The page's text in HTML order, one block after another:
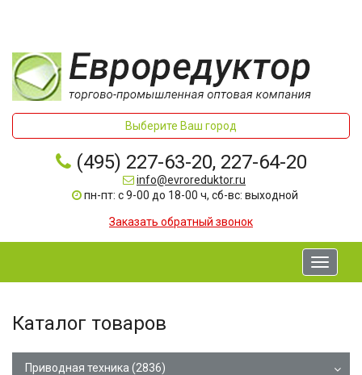
Выберите Ваш город
(495) 227-63-20, 227-64-20
info@evroreduktor.ru
пн-пт: с 9-00 до 18-00 ч, сб-вс: выходной
Заказать обратный звонок
Toggle
Каталог товаров
Приводная техника (2836)